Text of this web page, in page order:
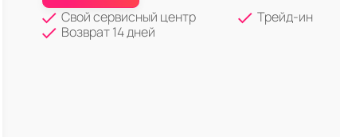
Свой сервисный центр Трейд-ин
Возврат 14 дней